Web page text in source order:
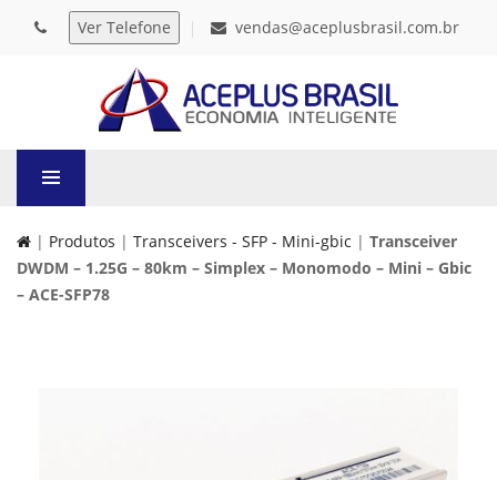
vendas@aceplusbrasil.com.br
| Produtos | Transceivers - SFP - Mini-gbic | Transceiver
DWDM – 1.25G – 80km – Simplex – Monomodo – Mini – Gbic
– ACE-SFP78